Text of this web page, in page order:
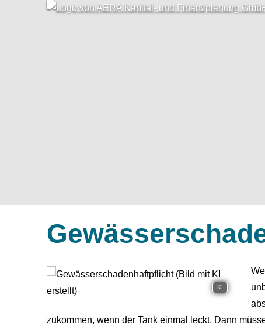
KI
zukommen, wenn der Tank einmal leckt. Dann